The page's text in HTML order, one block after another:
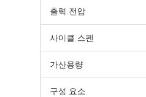
출력 전압
사이클 스펜
가산용량
구성 요소